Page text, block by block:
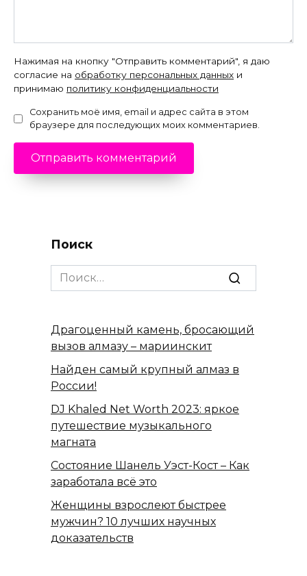
Нажимая на кнопку "Отправить комментарий", я даю
согласие на обработку персональных данных и
принимаю политику конфиденциальности
Сохранить моё имя, email и адрес сайта в этом
браузере для последующих моих комментариев.
Поиск
Search
for:
Драгоценный камень, бросающий
вызов алмазу – мариинскит
Найден самый крупный алмаз в
России!
DJ Khaled Net Worth 2023: яркое
путешествие музыкального
магната
Состояние Шанель Уэст-Кост – Как
заработала всё это
Женщины взрослеют быстрее
мужчин? 10 лучших научных
доказательств